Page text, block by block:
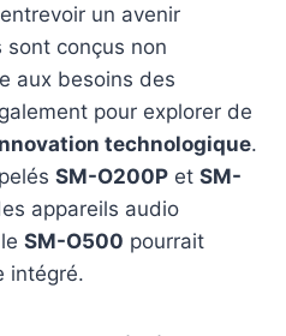
un avenir
conçus non
aux besoins des
pour explorer de
technologique.
SM-O200P et SM-
appareils audio
SM-O500 pourrait
intégré.